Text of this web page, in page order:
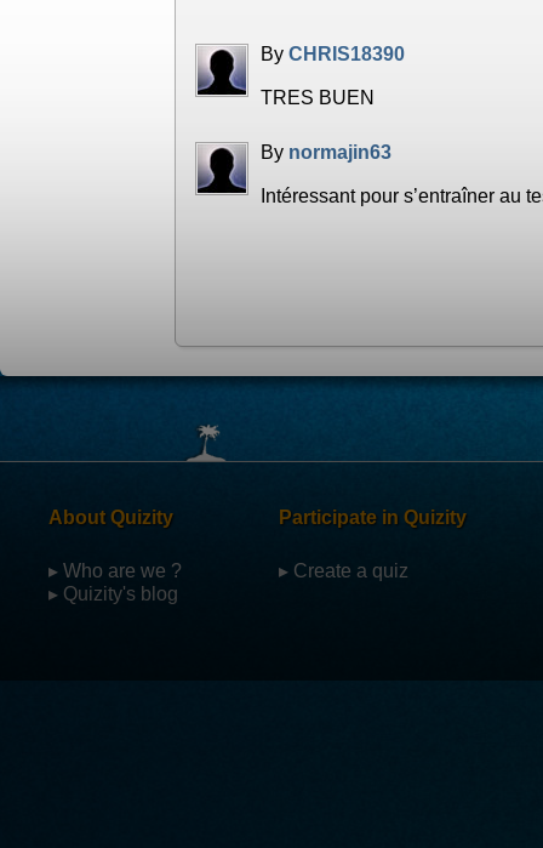
By CHRIS18390
TRES BUEN
By normajin63
Intéressant pour s’entraîner au
About Quizity
▸ Who are we ?
▸ Quizity's blog
Participate in Quizity
▸ Create a quiz